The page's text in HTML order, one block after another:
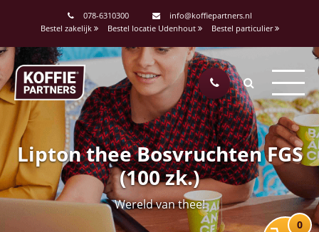
078-6310300
info@koffiepartners.nl
Bestel zakelijk
Bestel locatie Udenhout Bestel particulier
Lipton thee Bosvruchten FGS
(100 zk.)
Wereld van thee!
0